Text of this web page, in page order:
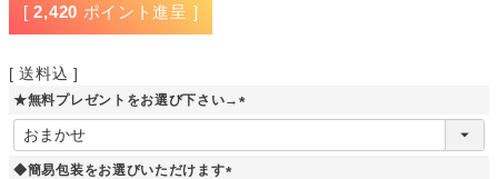
[ 2,420 ポイント進呈 ]
送料込
★無料プレゼントをお選び下さい→
(
◆簡易包装をお選びいただけます